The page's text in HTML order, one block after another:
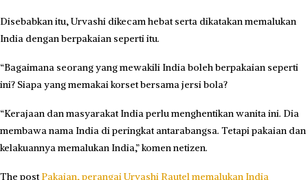
Disebabkan itu, Urvashi dikecam hebat serta dikatakan memalukan
India dengan berpakaian seperti itu.
“Bagaimana seorang yang mewakili India boleh berpakaian seperti
ini? Siapa yang memakai korset bersama jersi bola?
“Kerajaan dan masyarakat India perlu menghentikan wanita ini. Dia
membawa nama India di peringkat antarabangsa. Tetapi pakaian dan
kelakuannya memalukan India,” komen netizen.
The postPakaian, perangai Urvashi Rautel memalukan India